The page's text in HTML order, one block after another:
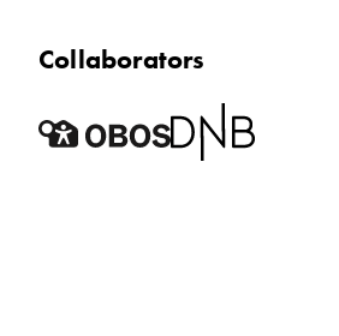
Collaborators